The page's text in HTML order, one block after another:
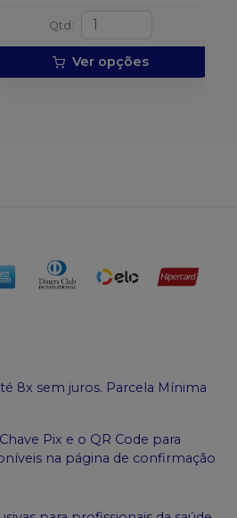
Qtd:
Ver opções
8x sem juros. Parcela Mínima
Pix e o QR Code para
na página de confirmação